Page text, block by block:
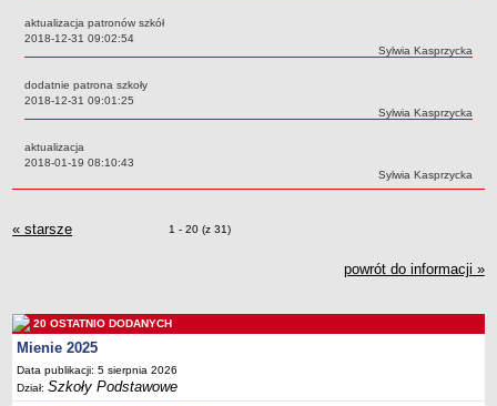
aktualizacja patronów szkół
Data:
2018-12-31 09:02:54
Autor:
Sylwia Kasprzycka
dodatnie patrona szkoły
Data:
2018-12-31 09:01:25
Autor:
Sylwia Kasprzycka
aktualizacja
Data:
2018-01-19 08:10:43
Autor:
Sylwia Kasprzycka
« starsze Zmiany o pozycjach
1 - 20 (z 31)
powrót do informacji »
20 OSTATNIO DODANYCH
Mienie 2025
Data publikacji: 5 sierpnia 2026
Dział:Szkoły Podstawowe